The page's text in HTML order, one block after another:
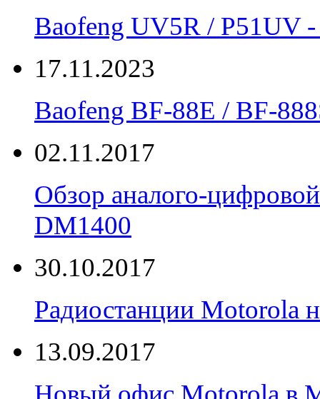
Baofeng UV5R /
17.11.2023
Вaofeng BF-88E / BF-
02.11.2017
Обзор аналого-
DM1400
30.10.2017
Радиостанции Motorola
13.09.2017